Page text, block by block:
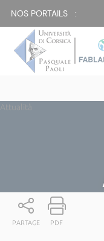
NOS PORTAILS :
Attualità
PARTAGE PDF